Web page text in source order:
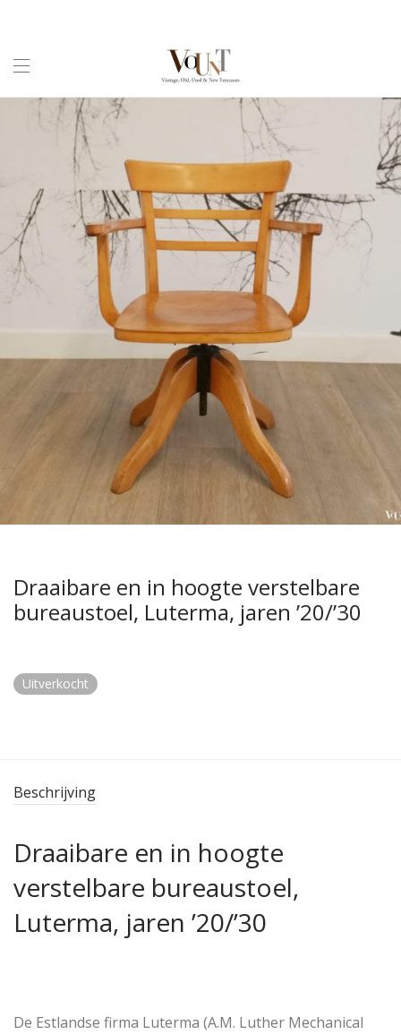
Draaibare en in hoogte verstelbare
bureaustoel, Luterma, jaren ’20/’30
Uitverkocht
Beschrijving
Draaibare en in hoogte
verstelbare bureaustoel,
Luterma, jaren ’20/’30
De Estlandse firma Luterma (A.M. Luther Mechanical